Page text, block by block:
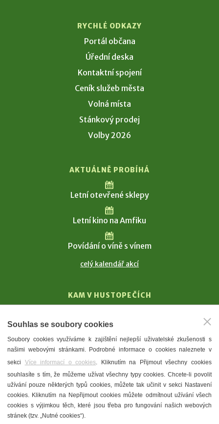
RYCHLÉ ODKAZY
Portál občana
Úřední deska
Kontaktní spojení
Ceník služeb města
Volná místa
Stánkový prodej
Volby 2026
AKTUÁLNĚ PROBÍHÁ
Letní otevřené sklepy
Letní kino na Amfiku
Povídání o víně s vínem
celý kalendář akcí
KAM V HUSTOPEČÍCH
T. G. Masaryk
Mandloně
Ubytování
Restaurace
Městské muzeum a galerie
Denní meníčka
Souhlas se soubory cookies
Soubory cookies využíváme k zajištění nejlepší uživatelské zkušenosti s
našimi webovými stránkami. Podrobné informace o cookies naleznete v
sekci Více informací o cookies. Kliknutím na Přijmout všechny cookies
souhlasíte s tím, že můžeme užívat všechny typy cookies. Chcete-li povolit
užívání pouze některých typů cookies, můžete tak učinit v sekci Nastavení
cookies. Kliknutím na Nepřijmout cookies můžete odmítnout užívání všech
cookies s výjimkou těch, které jsou třeba pro fungování našich webových
stránek (tzv. „Nutné cookies“).